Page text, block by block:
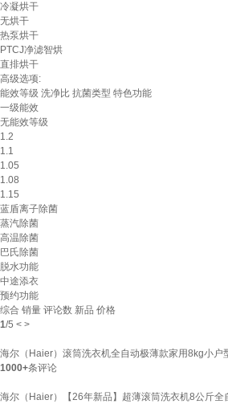
冷凝烘干
无烘干
热泵烘干
PTCJ净滤智烘
直排烘干
高级选项:
能效等级 洗净比 抗菌类型 特色功能
一级能效
无能效等级
1.2
1.1
1.05
1.08
1.15
蓝盾离子除菌
蒸汽除菌
高温除菌
巴氏除菌
脱水功能
中途添衣
预约功能
综合 销量 评论数 新品 价格
1/5 < >
海尔（Haier）滚筒洗衣机全自动极薄款家用8kg小
1000+条评论
海尔（Haier）【26年新品】超薄滚筒洗衣机8公斤